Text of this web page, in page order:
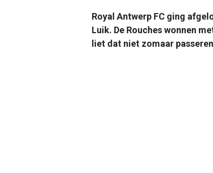
Royal Antwerp FC ging
Luik. De Rouches wonnen
liet dat niet zomaar